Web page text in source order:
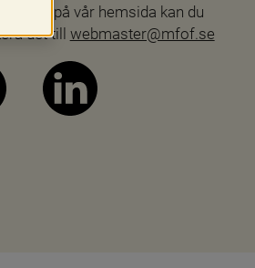
på vår hemsida kan du
det till webmaster@mfof.se